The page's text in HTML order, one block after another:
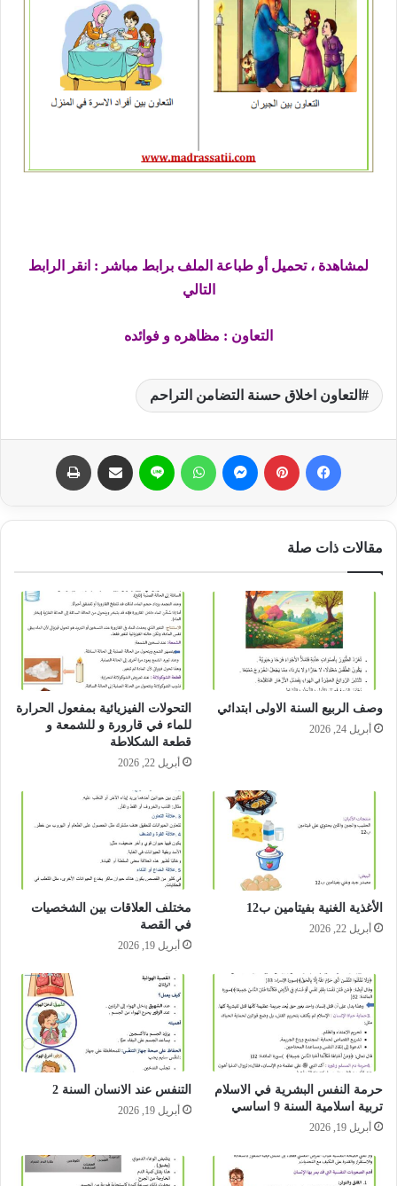
لمشاهدة ، تحميل أو طباعة الملف برابط مباشر : انقر الرابط
التالي
التعاون : مظاهره و فوائده
التعاون اخلاق حسنة التضامن التراحم
مقالات ذات صلة
وصف الربيع السنة الاولى ابتدائي
أبريل 24, 2026
التحولات الفيزيائية بمفعول الحرارة
للماء في قارورة و للشمعة و
قطعة الشكلاطة
أبريل 22, 2026
الأغذية الغنية بفيتامين ب12
أبريل 22, 2026
مختلف العلاقات بين الشخصيات
في القصة
أبريل 19, 2026
حرمة النفس البشرية في الاسلام
تربية اسلامية السنة 9 اساسي
أبريل 19, 2026
التنفس عند الانسان السنة 2
أبريل 19, 2026